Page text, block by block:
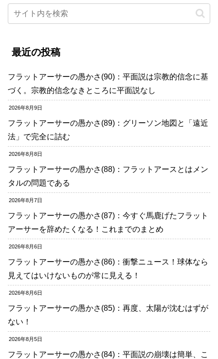
最近の投稿
フラットアーサーの愚かさ(90)：平面説は宗教的信念に基
づく。宗教的信念なきところに平面説なし
2026年8月9日
フラットアーサーの愚かさ(89)：グリーソン地図と「遠近
法」で完全に詰む
2026年8月8日
フラットアーサーの愚かさ(88)：フラットアースとはメン
タルの問題である
2026年8月7日
フラットアーサーの愚かさ(87)：今すぐ馬鹿げたフラット
アーサーを辞めたくなる！これまでのまとめ
2026年8月6日
フラットアーサーの愚かさ(86)：衝撃ニュース！球体なら
見えてはいけないものが常に見える！
2026年8月6日
フラットアーサーの愚かさ(85)：再度、太陽が沈むはずが
ない！
2026年8月5日
フラットアーサーの愚かさ(84)：平面説の崩壊は簡単、こ